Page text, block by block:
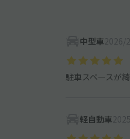
中型車2026/
駐車スペースが
軽自動車